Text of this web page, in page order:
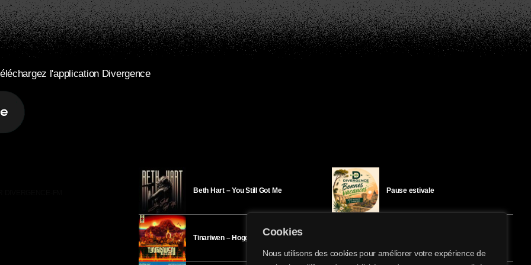
Cookies
Nous utilisons des cookies pour améliorer votre expérience de
l'application Divergence
Beth Hart – You Still Got Me
Tinariwen – Hoggar
Pause estivale